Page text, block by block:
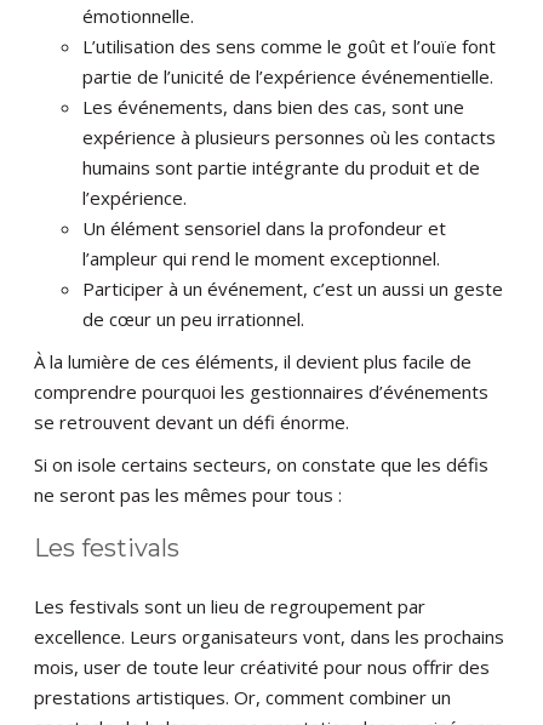
émotionnelle.
L’utilisation des sens comme le goût et l’ouïe font
partie de l’unicité de l’expérience événementielle.
Les événements, dans bien des cas, sont une
expérience à plusieurs personnes où les contacts
humains sont partie intégrante du produit et de
l’expérience.
Un élément sensoriel dans la profondeur et
l’ampleur qui rend le moment exceptionnel.
Participer à un événement, c’est un aussi un geste
de cœur un peu irrationnel.
À la lumière de ces éléments, il devient plus facile de
comprendre pourquoi les gestionnaires d’événements
se retrouvent devant un défi énorme.
Si on isole certains secteurs, on constate que les défis
ne seront pas les mêmes pour tous :
Les festivals
Les festivals sont un lieu de regroupement par
excellence. Leurs organisateurs vont, dans les prochains
mois, user de toute leur créativité pour nous offrir des
prestations artistiques. Or, comment combiner un